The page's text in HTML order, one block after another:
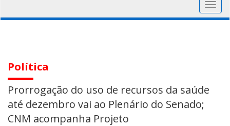
Política
Prorrogação do uso de recursos da saúde
até dezembro vai ao Plenário do Senado;
CNM acompanha Projeto